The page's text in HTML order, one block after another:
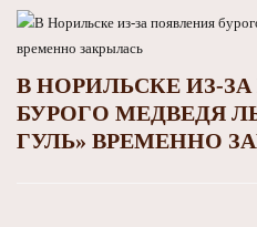
В НОРИЛЬСКЕ ИЗ-
БУРОГО МЕДВЕДЯ
ГУЛЬ» ВРЕМЕННО